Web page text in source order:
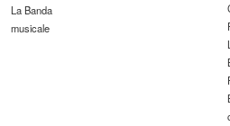
La Banda
musicale